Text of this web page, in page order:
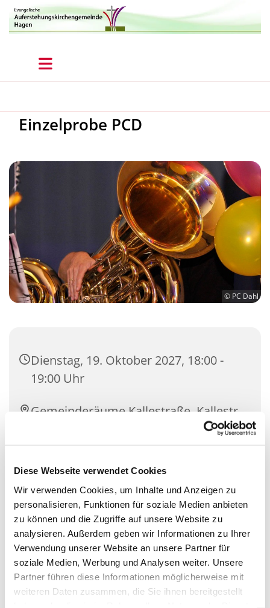
Diese Webseite verwendet Cookies
Wir verwenden Cookies, um Inhalte und Anzeigen zu
personalisieren, Funktionen für soziale Medien anbieten
zu können und die Zugriffe auf unsere Website zu
analysieren. Außerdem geben wir Informationen zu Ihrer
Verwendung unserer Website an unsere Partner für
soziale Medien, Werbung und Analysen weiter. Unsere
Partner führen diese Informationen möglicherweise mit
weiteren Daten zusammen, die Sie ihnen bereitgestellt
Einzelprobe PCD
© PC Dahl
Dienstag, 19. Oktober 2027, 18:00 -
19:00 Uhr
Gemeinderäume Kallestraße, Kallestr.